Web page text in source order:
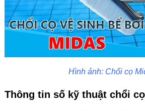
Hình ảnh: Chổi cọ
Thông tin số kỹ thuật chổi